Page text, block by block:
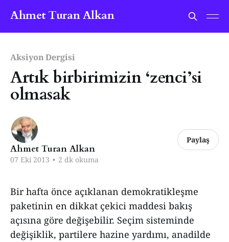
Ahmet Turan Alkan
Aksiyon Dergisi
Artık birbirimizin ‘zenci’si
olmasak
Ahmet Turan Alkan
07 Eki 2013 • 2 dk okuma
Paylaş
Bir hafta önce açıklanan demokratikleşme
paketinin en dikkat çekici maddesi bakış
açısına göre değişebilir. Seçim sisteminde
değişiklik, partilere hazine yardımı, anadilde